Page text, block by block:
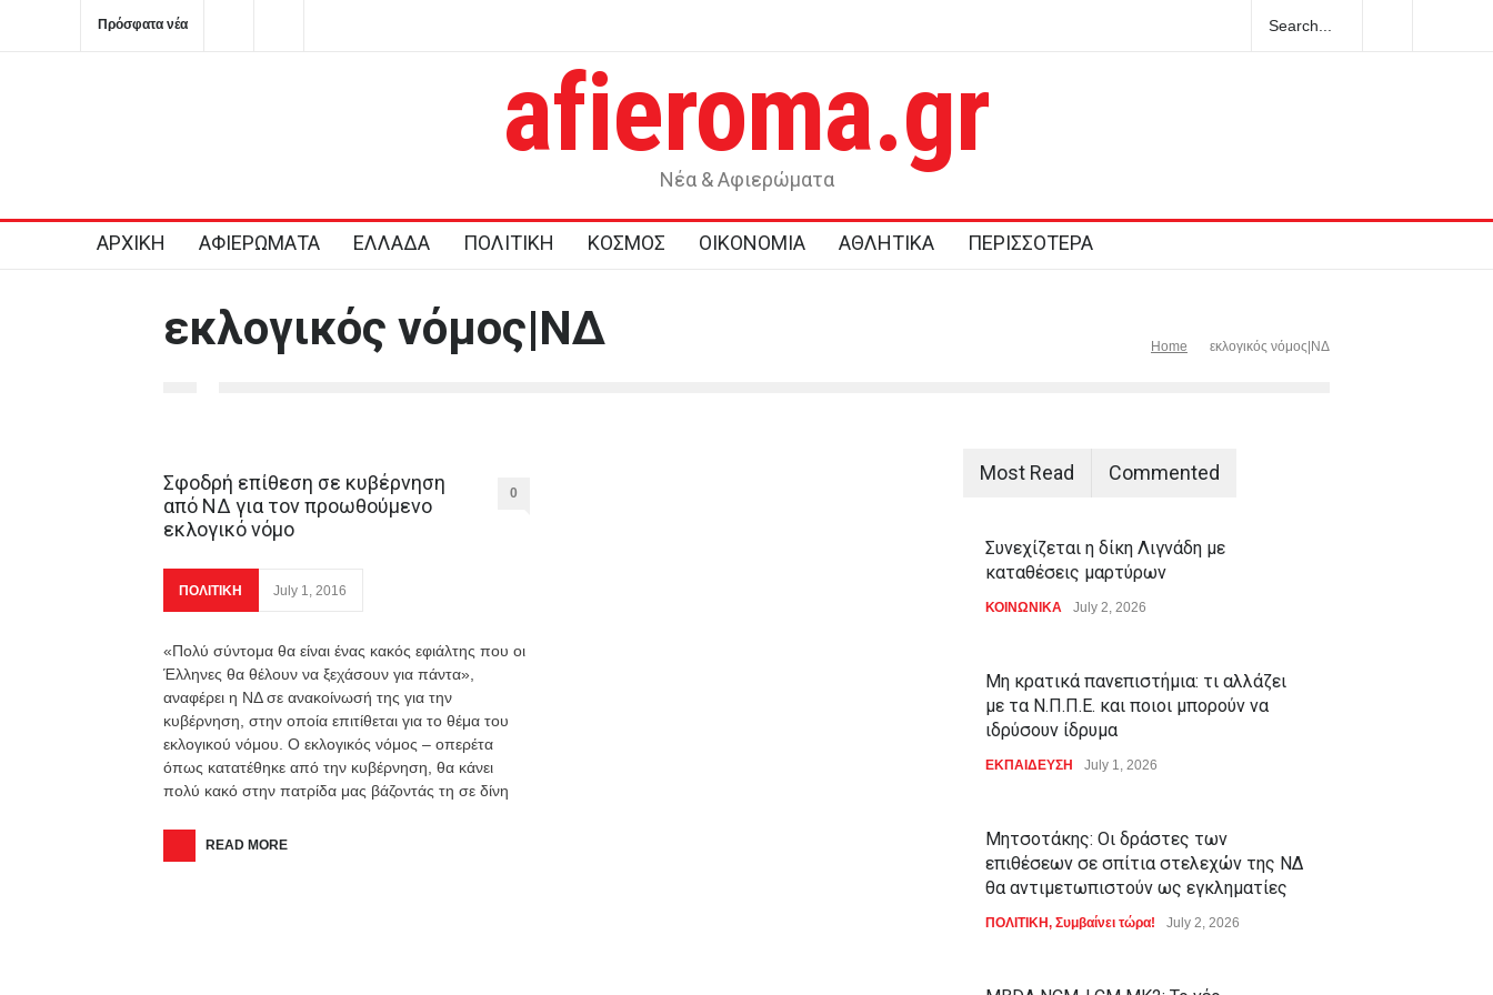
Πρόσφατα νέα
Τα σημαντικότερα νέα της ημέρας
του κόμματος για δολοφονία χαρακτήρων και πολιτική
σπέκουλα
afieroma.gr
Νέα & Αφιερώματα
ΑΡΧΙΚΗ ΑΦΙΕΡΩΜΑΤΑ ΕΛΛΑΔΑ ΠΟΛΙΤΙΚΗ ΚΟΣΜΟΣ ΟΙΚΟΝΟΜΙΑ ΑΘΛΗΤΙΚΑ ΠΕΡΙΣΣΟΤΕΡΑ
εκλογικός νόμος|ΝΔ Home εκλογικός νόμος|ΝΔ
Σφοδρή επίθεση σε κυβέρνηση
από ΝΔ για τον προωθούμενο
εκλογικό νόμο
0
ΠΟΛΙΤΙΚΗ July 1, 2016
«Πολύ σύντομα θα είναι ένας κακός εφιάλτης που οι
Έλληνες θα θέλουν να ξεχάσουν για πάντα»,
αναφέρει η ΝΔ σε ανακοίνωσή της για την
κυβέρνηση, στην οποία επιτίθεται για το θέμα του
εκλογικού νόμου. Ο εκλογικός νόμος – οπερέτα
όπως κατατέθηκε από την κυβέρνηση, θα κάνει
πολύ κακό στην πατρίδα μας βάζοντάς τη σε δίνη
READ MORE
Most Read Commented
Συνεχίζεται η δίκη Λιγνάδη με
καταθέσεις μαρτύρων
ΚΟΙΝΩΝΙΚΑ July 2, 2026
Μη κρατικά πανεπιστήμια: τι αλλάζει
με τα Ν.Π.Π.Ε. και ποιοι μπορούν να
ιδρύσουν ίδρυμα
ΕΚΠΑΙΔΕΥΣΗ July 1, 2026
Μητσοτάκης: Οι δράστες των
επιθέσεων σε σπίτια στελεχών της ΝΔ
θα αντιμετωπιστούν ως εγκληματίες
ΠΟΛΙΤΙΚΗ, Συμβαίνει τώρα! July 2, 2026